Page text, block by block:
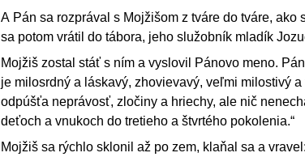
A Pán sa rozprával s Mojžišom z tváre do tváre,
sa potom vrátil do tábora, jeho služobník mladík
Mojžiš zostal stáť s ním a vyslovil Pánovo meno.
je milosrdný a láskavý, zhovievavý, veľmi milostivý
odpúšťa neprávosť, zločiny a hriechy, ale nič
deťoch a vnukoch do tretieho a štvrtého pokolenia.“
Mojžiš sa rýchlo sklonil až po zem, klaňal sa a